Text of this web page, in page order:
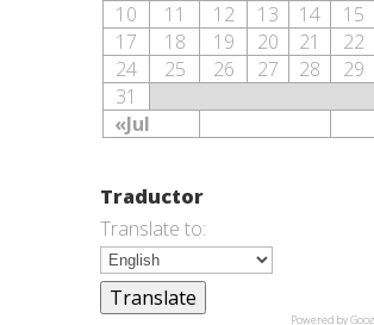
«Jul
10
11 12 13 14 15
17
18 19 20 21 22
24
25 26 27 28 29
31
Traductor
Translate to:
Powered by